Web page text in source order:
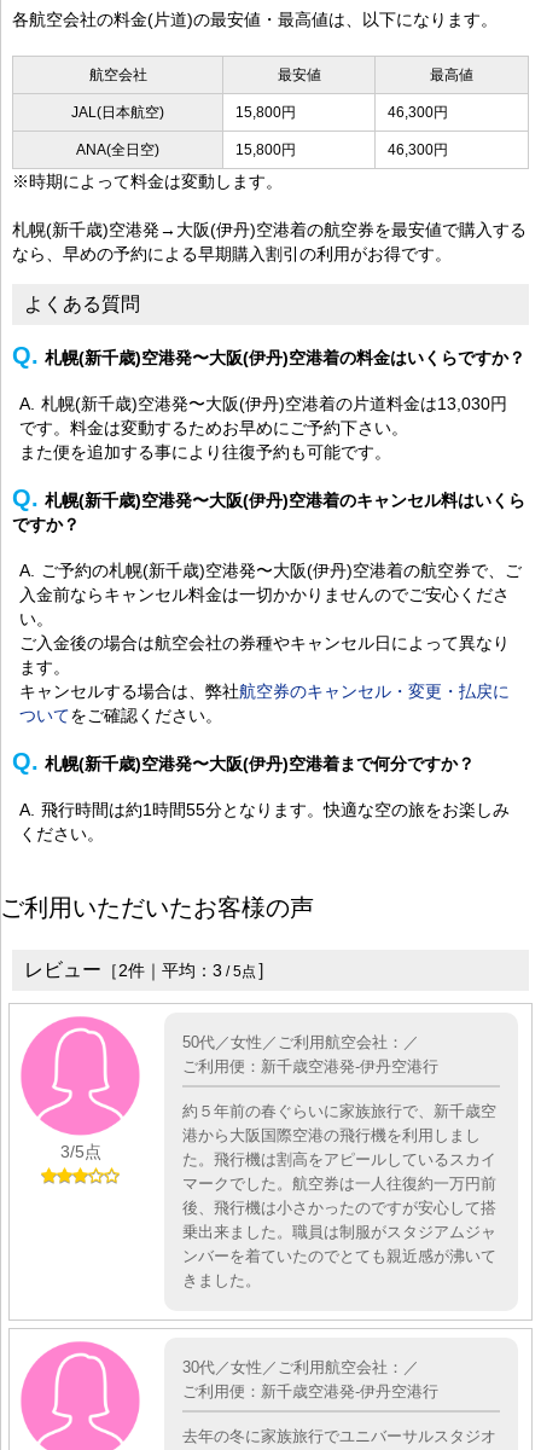
各航空会社の料金(片道)の最安値・最高値は、以下になります。
航空会社 最安値 最高値
JAL(日本航空) 15,800円 46,300円
ANA(全日空) 15,800円 46,300円
※時期によって料金は変動します。
札幌(新千歳)空港発→大阪(伊丹)空港着の航空券を最安値で購入する
なら、早めの予約による早期購入割引の利用がお得です。
よくある質問
札幌(新千歳)空港発〜大阪(伊丹)空港着の料金はいくらですか？
札幌(新千歳)空港発〜大阪(伊丹)空港着の片道料金は13,030円
です。料金は変動するためお早めにご予約下さい。
また便を追加する事により往復予約も可能です。
札幌(新千歳)空港発〜大阪(伊丹)空港着のキャンセル料はいくら
ですか？
ご予約の札幌(新千歳)空港発〜大阪(伊丹)空港着の航空券で、ご
入金前ならキャンセル料金は一切かかりませんのでご安心くださ
い。
ご入金後の場合は航空会社の券種やキャンセル日によって異なり
ます。
キャンセルする場合は、弊社航空券のキャンセル・変更・払戻に
ついてをご確認ください。
札幌(新千歳)空港発〜大阪(伊丹)空港着まで何分ですか？
飛行時間は約1時間55分となります。快適な空の旅をお楽しみ
ください。
ご利用いただいたお客様の声
レビュー ［2件｜平均： 3 /5点 ］
3/5点
50代／女性／ご利用航空会社：／
ご利用便：新千歳空港発-伊丹空港行
約５年前の春ぐらいに家族旅行で、新千歳空
港から大阪国際空港の飛行機を利用しまし
た。飛行機は割高をアピールしているスカイ
マークでした。航空券は一人往復約一万円前
後、飛行機は小さかったのですが安心して搭
乗出来ました。職員は制服がスタジアムジャ
ンバーを着ていたのでとても親近感が沸いて
きました。
30代／女性／ご利用航空会社：／
ご利用便：新千歳空港発-伊丹空港行
去年の冬に家族旅行でユニバーサルスタジオ